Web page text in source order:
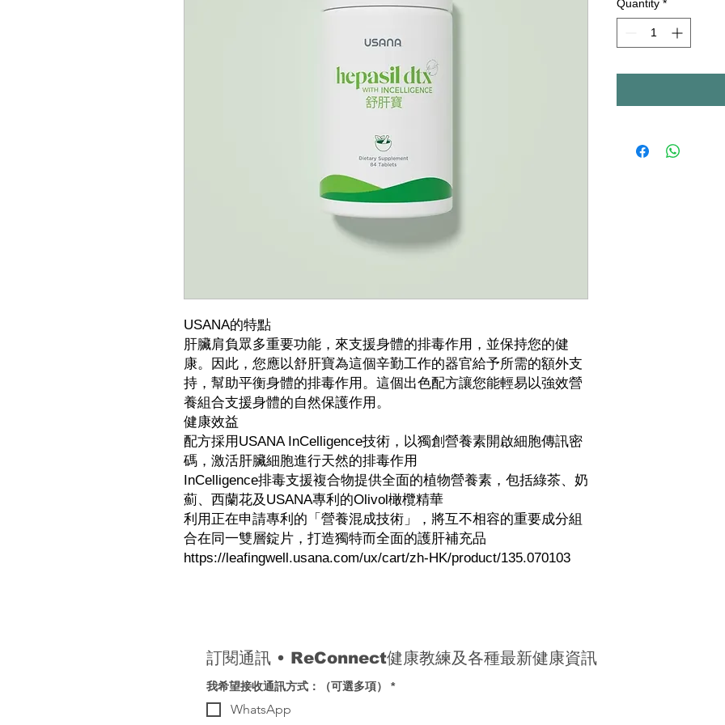
USANA的特點
肝臟肩負眾多重要功能，來支援身體的排毒作用，並保持您的健
康。因此，您應以舒肝寶為這個辛勤工作的器官給予所需的額外支
持，幫助平衡身體的排毒作用。這個出色配方讓您能輕易以強效營
養組合支援身體的自然保護作用。
健康效益
配方採用USANA InCelligence技術，以獨創營養素開啟細胞傳訊密
碼，激活肝臟細胞進行天然的排毒作用
InCelligence排毒支援複合物提供全面的植物營養素，包括綠茶、奶
薊、西蘭花及USANA專利的Olivol橄欖精華
利用正在申請專利的「營養混成技術」，將互不相容的重要成分組
合在同一雙層錠片，打造獨特而全面的護肝補充品
https://leafingwell.usana.com/ux/cart/zh-HK/product/135.070103
Quantity *
訂閱通訊 • ReConnect健康教練及各種最新健康資訊
我希望接收通訊方式：（可選多項） *
WhatsApp